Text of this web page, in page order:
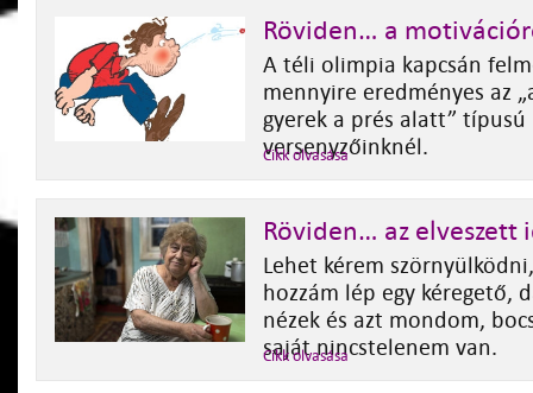
Röviden… a
A téli olimpia kapcsán
mennyire eredményes az
gyerek a prés alatt”
versenyzőinknél.
Cikk olvasása
Röviden… az elveszett
Lehet kérem
hozzám lép egy kéregető,
nézek és azt mondom,
saját nincstelenem van.
Cikk olvasása